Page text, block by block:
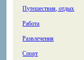
Путешествия, отдых
Работа
Развлечения
Спорт